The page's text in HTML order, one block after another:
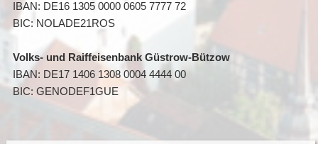
IBAN: DE16 1305 0000 0605 7777 72
BIC: NOLADE21ROS
Volks- und Raiffeisenbank Güstrow-Bützow
IBAN: DE17 1406 1308 0004 4444 00
BIC: GENODEF1GUE